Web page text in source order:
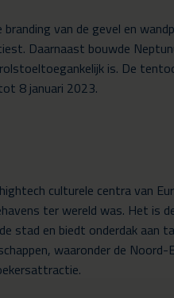
van de gevel en
Daarnaast bouwde
is. De
8 januari 2023.
culturele centra van
ter wereld was. Het is
stad en biedt onderdak aan
waaronder de Noord-